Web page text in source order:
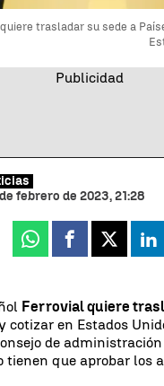
trasladar su sede a
febrero de 2023, 21:28
Whatsapp
Facebook
X
Ferrovial quiere
cotizar en Estados
de
tienen que aprobar los